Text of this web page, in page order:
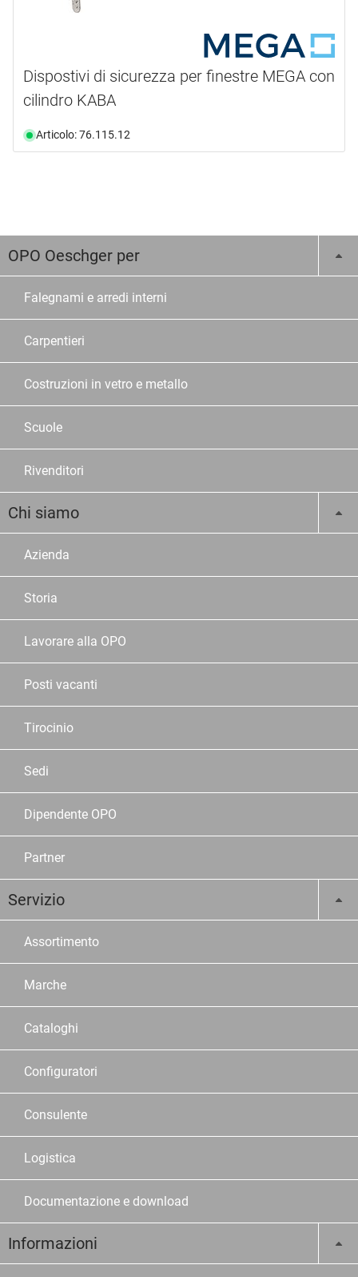
Dispostivi di sicurezza per finestre MEGA con
cilindro KABA
Articolo: 76.115.12
OPO Oeschger per
Falegnami e arredi interni
Carpentieri
Costruzioni in vetro e metallo
Scuole
Rivenditori
Chi siamo
Azienda
Storia
Lavorare alla OPO
Posti vacanti
Tirocinio
Sedi
Dipendente OPO
Partner
Servizio
Assortimento
Marche
Cataloghi
Configuratori
Consulente
Logistica
Documentazione e download
Informazioni